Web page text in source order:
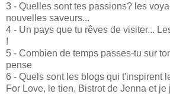
3 - Quelles sont tes passions? les
nouvelles saveurs...
4 - Un pays que tu rêves de visiter...
!
5 - Combien de temps passes-tu sur
pense
6 - Quels sont les blogs qui t'inspirent
For Love, le tien, Bistrot de Jenna et